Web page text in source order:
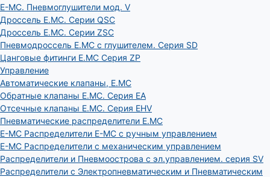
E-MC. Пневмоглушители мод. V
Дроссель E.MC. Серии QSC
Дроссель E.MC. Серии ZSC
Пневмодроссель E.MC с глушителем. Серия SD
Цанговые фитинги E.MC Серия ZP
Управление
Автоматические клапаны, Е.МС
Обратные клапаны E.MC. Серия EA
Отсечные клапаны E.MC. Серия EHV
Пневматические распределители E.MC
E-MC Распределители E-MC с ручным управлением
E-MC Распределители с механическим управлением
Распределители и Пневмоострова с эл.управлением. серия SV
Распределители с Электропневматическим и Пневматическим